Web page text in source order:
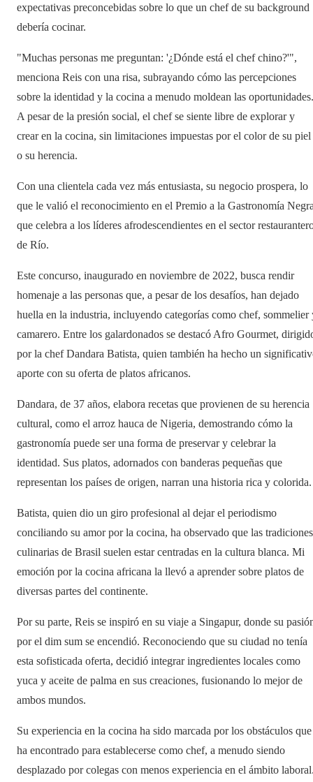
expectativas preconcebidas sobre lo que un chef de su background
debería cocinar.
"Muchas personas me preguntan: '¿Dónde está el chef chino?'",
menciona Reis con una risa, subrayando cómo las percepciones
sobre la identidad y la cocina a menudo moldean las oportunidades.
A pesar de la presión social, el chef se siente libre de explorar y
crear en la cocina, sin limitaciones impuestas por el color de su piel
o su herencia.
Con una clientela cada vez más entusiasta, su negocio prospera, lo
que le valió el reconocimiento en el Premio a la Gastronomía
que celebra a los líderes afrodescendientes en el sector
de Río.
Este concurso, inaugurado en noviembre de 2022, busca rendir
homenaje a las personas que, a pesar de los desafíos, han dejado
huella en la industria, incluyendo categorías como chef, sommelier
camarero. Entre los galardonados se destacó Afro Gourmet,
por la chef Dandara Batista, quien también ha hecho un
aporte con su oferta de platos africanos.
Dandara, de 37 años, elabora recetas que provienen de su herencia
cultural, como el arroz hauca de Nigeria, demostrando cómo la
gastronomía puede ser una forma de preservar y celebrar la
identidad. Sus platos, adornados con banderas pequeñas que
representan los países de origen, narran una historia rica y colorida.
Batista, quien dio un giro profesional al dejar el periodismo
conciliando su amor por la cocina, ha observado que las tradiciones
culinarias de Brasil suelen estar centradas en la cultura blanca. Mi
emoción por la cocina africana la llevó a aprender sobre platos de
diversas partes del continente.
Por su parte, Reis se inspiró en su viaje a Singapur, donde su
por el dim sum se encendió. Reconociendo que su ciudad no tenía
esta sofisticada oferta, decidió integrar ingredientes locales como
yuca y aceite de palma en sus creaciones, fusionando lo mejor de
ambos mundos.
Su experiencia en la cocina ha sido marcada por los obstáculos que
ha encontrado para establecerse como chef, a menudo siendo
desplazado por colegas con menos experiencia en el ámbito